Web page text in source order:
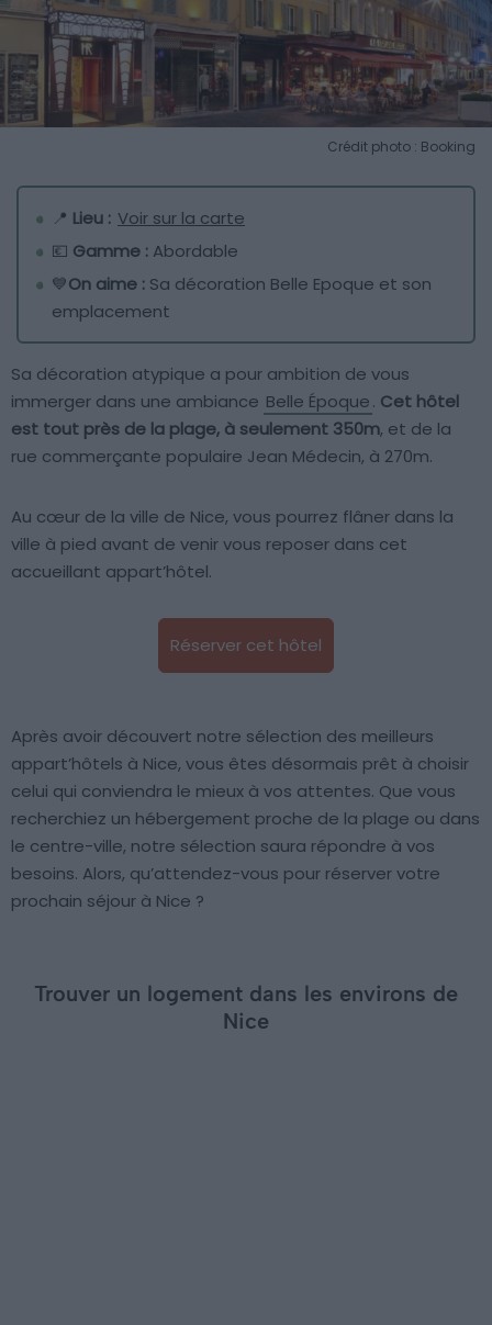
Crédit photo : Booking
📍 Lieu : Voir sur la carte
💶 Gamme : Abordable
💙On aime : Sa décoration Belle Epoque et son
emplacement
Sa décoration atypique a pour ambition de vous
immerger dans une ambiance Belle Époque. Cet hôtel
est tout près de la plage, à seulement 350m, et de la
rue commerçante populaire Jean Médecin, à 270m.
Au cœur de la ville de Nice, vous pourrez flâner dans la
ville à pied avant de venir vous reposer dans cet
accueillant appart’hôtel.
Réserver cet hôtel
Après avoir découvert notre sélection des meilleurs
appart’hôtels à Nice, vous êtes désormais prêt à choisir
celui qui conviendra le mieux à vos attentes. Que vous
recherchiez un hébergement proche de la plage ou dans
le centre-ville, notre sélection saura répondre à vos
besoins. Alors, qu’attendez-vous pour réserver votre
prochain séjour à Nice ?
Trouver un logement dans les environs de
Nice